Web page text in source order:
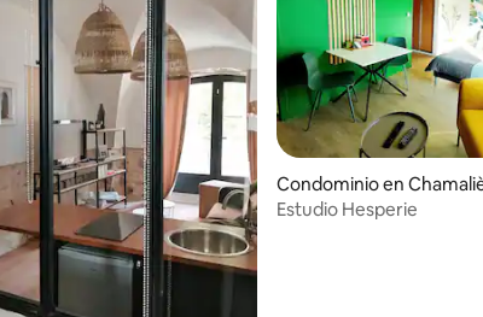
de 5; 267 evaluaciones Condominio en
Estudio Hesperie